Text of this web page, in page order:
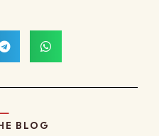
BLOG